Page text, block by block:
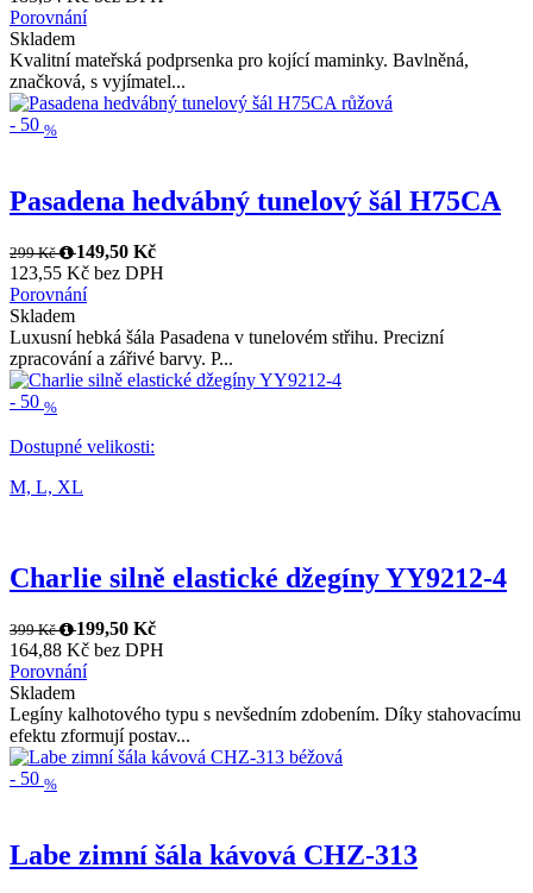
Porovnání
Skladem
Kvalitní mateřská podprsenka pro kojící maminky. Bavlněná,
značková, s vyjímatel...
- 50 %
Pasadena hedvábný tunelový šál H75CA
299 Kč
149,50 Kč
123,55 Kč bez DPH
Porovnání
Skladem
Luxusní hebká šála Pasadena v tunelovém střihu. Precizní
zpracování a zářivé barvy. P...
- 50 %
Dostupné velikosti:
M, L, XL
Charlie silně elastické džegíny YY9212-4
399 Kč
199,50 Kč
164,88 Kč bez DPH
Porovnání
Skladem
Legíny kalhotového typu s nevšedním zdobením. Díky stahovacímu
efektu zformují postav...
- 50 %
Labe zimní šála kávová CHZ-313